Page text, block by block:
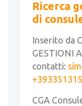
Ricerca
di
Inserito da
GESTIONI
contatti:
CGA